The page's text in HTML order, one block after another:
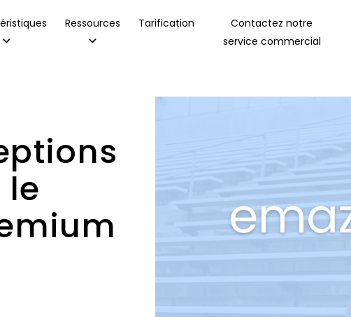
Ressources Tarification
Contactez notre
service commercial
le